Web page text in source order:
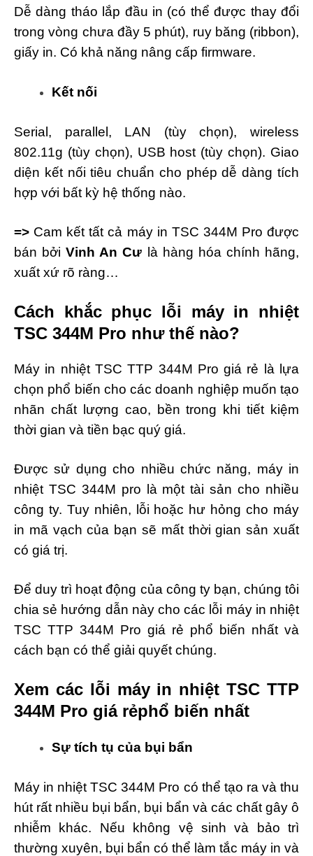
Dễ dàng tháo lắp đầu in (có thể được thay đổi
trong vòng chưa đầy 5 phút), ruy băng (ribbon),
giấy in. Có khả năng nâng cấp firmware.
Kết nối
Serial, parallel, LAN (tùy chọn), wireless
802.11g (tùy chọn), USB host (tùy chọn). Giao
diện kết nối tiêu chuẩn cho phép dễ dàng tích
hợp với bất kỳ hệ thống nào.
=> Cam kết tất cả máy in TSC 344M Pro được
bán bởiVinh An Cư là hàng hóa chính hãng,
xuất xứ rõ ràng…
Cách khắc phục lỗi máy in nhiệt
TSC 344M Pro như thế nào?
Máy in nhiệt TSC TTP 344M Pro giá rẻ là lựa
chọn phổ biến cho các doanh nghiệp muốn tạo
nhãn chất lượng cao, bền trong khi tiết kiệm
thời gian và tiền bạc quý giá.
Được sử dụng cho nhiều chức năng, máy in
nhiệt TSC 344M pro là một tài sản cho nhiều
công ty. Tuy nhiên, lỗi hoặc hư hỏng cho máy
in mã vạch của bạn sẽ mất thời gian sản xuất
có giá trị.
Để duy trì hoạt động của công ty bạn, chúng tôi
chia sẻ hướng dẫn này cho các lỗi máy in nhiệt
TSC TTP 344M Pro giá rẻ phổ biến nhất và
cách bạn có thể giải quyết chúng.
Xem các lỗi máy in nhiệtTSC TTP
344M Pro giá rẻphổ biến nhất
Sự tích tụ của bụi bẩn
Máy in nhiệt TSC 344M Pro có thể tạo ra và thu
hút rất nhiều bụi bẩn, bụi bẩn và các chất gây ô
nhiễm khác. Nếu không vệ sinh và bảo trì
thường xuyên, bụi bẩn có thể làm tắc máy in và